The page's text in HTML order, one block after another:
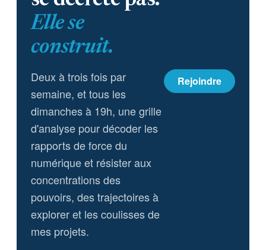
Elle se
construit.
Deux à trois fois par
semaine, et tous les
dimanches à 19h, une grille
d'analyse pour décoder les
rapports de force du
numérique et résister aux
concentrations des
pouvoirs, des trajectoires à
explorer et les coulisses de
mes projets.
Rejoindre